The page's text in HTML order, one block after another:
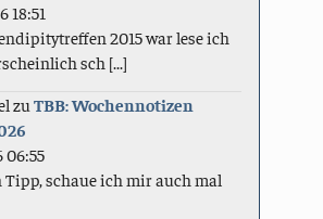
18:51
2015 war lese ich
sch [...]
zuTBB: Wochennotizen
06:55
Tipp, schaue ich mir auch mal